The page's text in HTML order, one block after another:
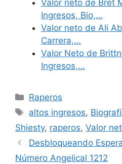
Valor neto de Bret
Ingresos, Bio,…
Valor neto de Ali
Carrera,…
Valor Neto de
Ingresos,…
Categories
Raperos
Tags
altos ingresos,
Shiesty, raperos, Valor
Desbloqueando
Número Angelical 1212